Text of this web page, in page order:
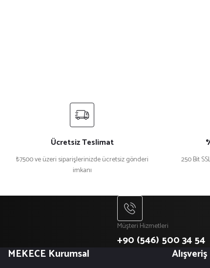
Ücretsiz Teslimat
₺7500 ve üzeri siparişlerinizde ücretsiz gönderi
imkanı
250 Bit
Müşteri Hizmetleri
+90 (546) 500 34 54
MEKECE Kurumsal
Alışveriş